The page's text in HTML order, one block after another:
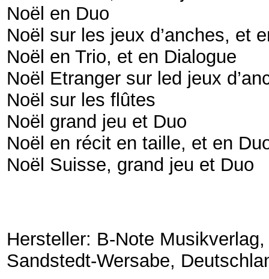
Noël en Duo
Noël sur les jeux d’anches, et
Noël en Trio, et en Dialogue
Noël Etranger sur led jeux
Noël sur les flûtes
Noël grand jeu et Duo
Noël en récit en taille, et en
Noël Suisse, grand jeu et Duo
Hersteller: B-Note
Sandstedt-Wersabe,